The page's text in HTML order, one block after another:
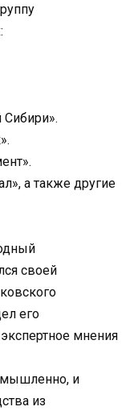
Сибири».
а также другие
своей
его
мнения
и
из